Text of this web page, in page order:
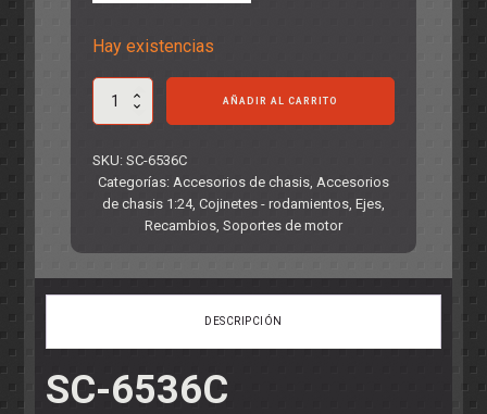
Hay existencias
Soporte
RT3
Offset
-0.50mm
AÑADIR AL CARRITO
SKU:SC-6536C
Categorías: Accesorios de chasis, Accesorios
de chasis 1:24, Cojinetes - rodamientos, Ejes,
Recambios, Soportes de motor
DESCRIPCIÓN
SC-6536C